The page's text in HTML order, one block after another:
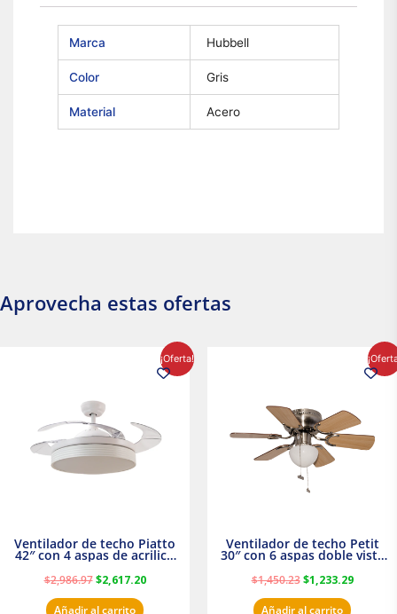
Marca Hubbell
Color Gris
Material Acero
Aprovecha estas ofertas
¡Oferta!
Ventilador de techo Piatto
42″ con 4 aspas de acrilico
transparente
$2,986.97
$2,986.97.
$2,617.20
precio
actual
Añadir al carrito
Ventilador de techo Petit
30″ con 6 aspas doble vista
Satinado Masterfan
$1,450.23
$1,450.23.
$1,233.29
precio
actual
Añadir al carrito